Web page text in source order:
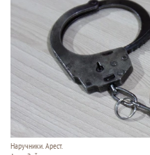
Наручники. Арест.